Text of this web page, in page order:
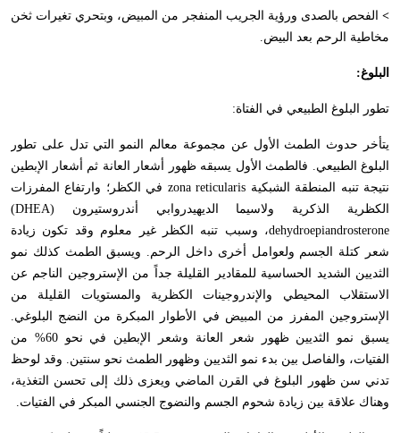
> الفحص بالصدى ورؤية الجريب المنفجر من المبيض، وبتحري تغيرات ثخن
مخاطية الرحم بعد البيض.
البلوغ:
تطور البلوغ الطبيعي في الفتاة:
يتأخر حدوث الطمث الأول عن مجموعة معالم النمو التي تدل على تطور
البلوغ الطبيعي. فالطمث الأول يسبقه ظهور أشعار العانة ثم أشعار الإبطين
نتيجة تنبه المنطقة الشبكية zona reticularis في الكظر؛ وارتفاع المفرزات
الكظرية الذكرية ولاسيما الديهيدروابي أندروستيرون (DHEA)
dehydroepiandrosterone، وسبب تنبه الكظر غير معلوم وقد تكون زيادة
شعر كتلة الجسم ولعوامل أخرى داخل الرحم. ويسبق الطمث كذلك نمو
الثديين الشديد الحساسية للمقادير القليلة جداً من الإستروجين الناجم عن
الاستقلاب المحيطي والإندروجينات الكظرية والمستويات القليلة من
الإستروجين المفرز من المبيض في الأطوار المبكرة من النضج البلوغي.
يسبق نمو الثديين ظهور شعر العانة وشعر الإبطين في نحو 60% من
الفتيات، والفاصل بين بدء نمو الثديين وظهور الطمث نحو سنتين. وقد لوحظ
تدني سن ظهور البلوغ في القرن الماضي ويعزى ذلك إلى تحسن التغذية،
وهناك علاقة بين زيادة شحوم الجسم والنضوج الجنسي المبكر في الفتيات.